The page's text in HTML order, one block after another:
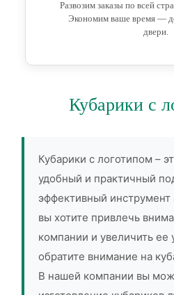
Развозим заказы по всей
Экономим ваше время —
двери.
Кубарики с
Кубарики с логотипом –
удобный и практичный
эффективный инструмент
вы хотите привлечь
компании и увеличить ее
обратите внимание на
В нашей компании вы